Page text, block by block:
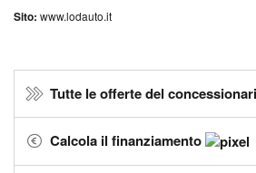
Sito: www.lodauto.it
Tutte le offerte del
Calcola il finanziamento